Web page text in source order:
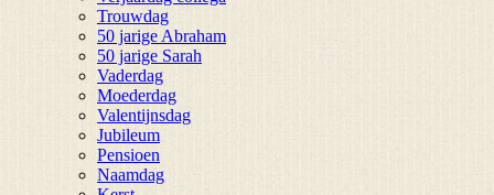
Trouwdag
50 jarige Abraham
50 jarige Sarah
Vaderdag
Moederdag
Valentijnsdag
Jubileum
Pensioen
Naamdag